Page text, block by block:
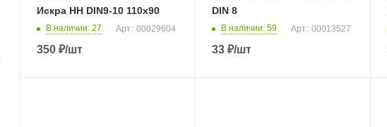
Искра НН DIN9-10 110х90
В наличии: 27 Арт.: 00029604
350 ₽/шт
DIN 8
В наличии: 59 Арт.: 00013527
33 ₽/шт